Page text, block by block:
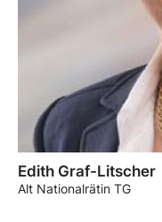
Edith Graf-Litscher
Alt Nationalrätin TG